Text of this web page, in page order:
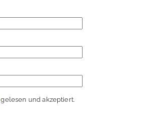
gelesen und akzeptiert.